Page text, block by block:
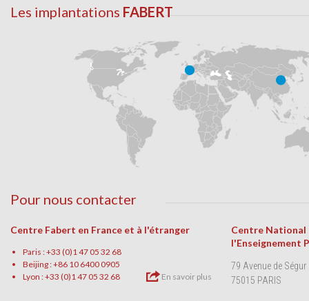
Les implantations FABERT
Pour nous contacter
Centre Fabert en France et à l'étranger
Paris : +33 (0)1 47 05 32 68
Beijing : +86 10 6400 0905
Lyon : +33 (0)1 47 05 32 68
En savoir plus
Centre National
l'Enseignement
79 Avenue de Ségur
75015 PARIS